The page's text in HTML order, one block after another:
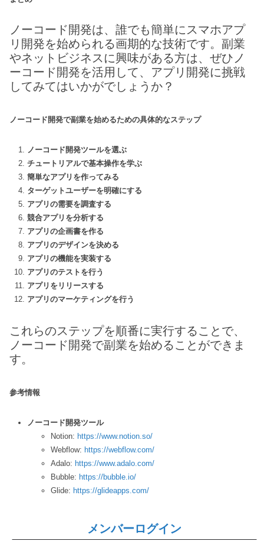
ノーコード開発は、誰でも簡単にスマホアプ
リ開発を始められる画期的な技術です。副業
やネットビジネスに興味がある方は、ぜひノ
ーコード開発を活用して、アプリ開発に挑戦
してみてはいかがでしょうか？
ノーコード開発で副業を始めるための具体的なステップ
ノーコード開発ツールを選ぶ
チュートリアルで基本操作を学ぶ
簡単なアプリを作ってみる
ターゲットユーザーを明確にする
アプリの需要を調査する
競合アプリを分析する
アプリの企画書を作る
アプリのデザインを決める
アプリの機能を実装する
アプリのテストを行う
アプリをリリースする
アプリのマーケティングを行う
これらのステップを順番に実行することで、
ノーコード開発で副業を始めることができま
す。
参考情報
ノーコード開発ツール
Notion: https://www.notion.so/
Webflow: https://webflow.com/
Adalo: https://www.adalo.com/
Bubble: https://bubble.io/
Glide: https://glideapps.com/
メンバーログイン